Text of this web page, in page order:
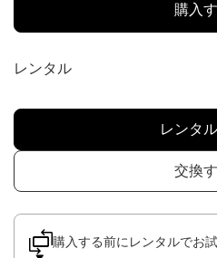
購入
レンタル
レンタ
交換
購入する前にレンタルでお